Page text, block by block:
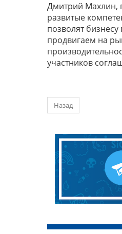
Дмитрий Махлин,
развитые
позволят
продвигаем на
участников
Назад